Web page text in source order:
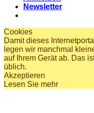
Newsletter
Cookies
Damit dieses
legen wir manchmal
auf Ihrem Gerät ab. Das
üblich.
Akzeptieren
Lesen Sie mehr